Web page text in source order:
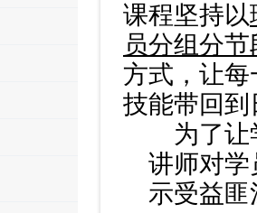
课程坚持以
员分组分
方式，让
技能带回
为了
讲师对学
示受益匪